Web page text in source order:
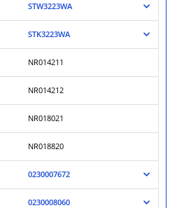
STW3223WA
STK3223WA
NR014211
NR014212
NR018021
NR018820
0230007672
0230008060